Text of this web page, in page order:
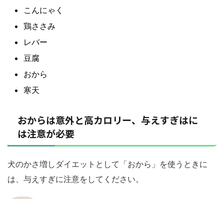
こんにゃく
鶏ささみ
レバー
豆腐
おから
寒天
おからは意外と高カロリー、与えすぎはに
は注意が必要
犬のかさ増しダイエットとして「おから」を使うときに
は、与えすぎに注意をしてください。